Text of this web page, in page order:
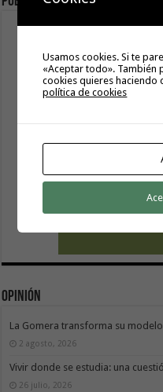
Opinión
La Gomera transforma su
2 agosto, 2026
Vivir donde se estudia: una
26 julio, 2026
Usamos cookies. Si te
«Aceptar todo». También
cookies quieres haciendo
política de cookies